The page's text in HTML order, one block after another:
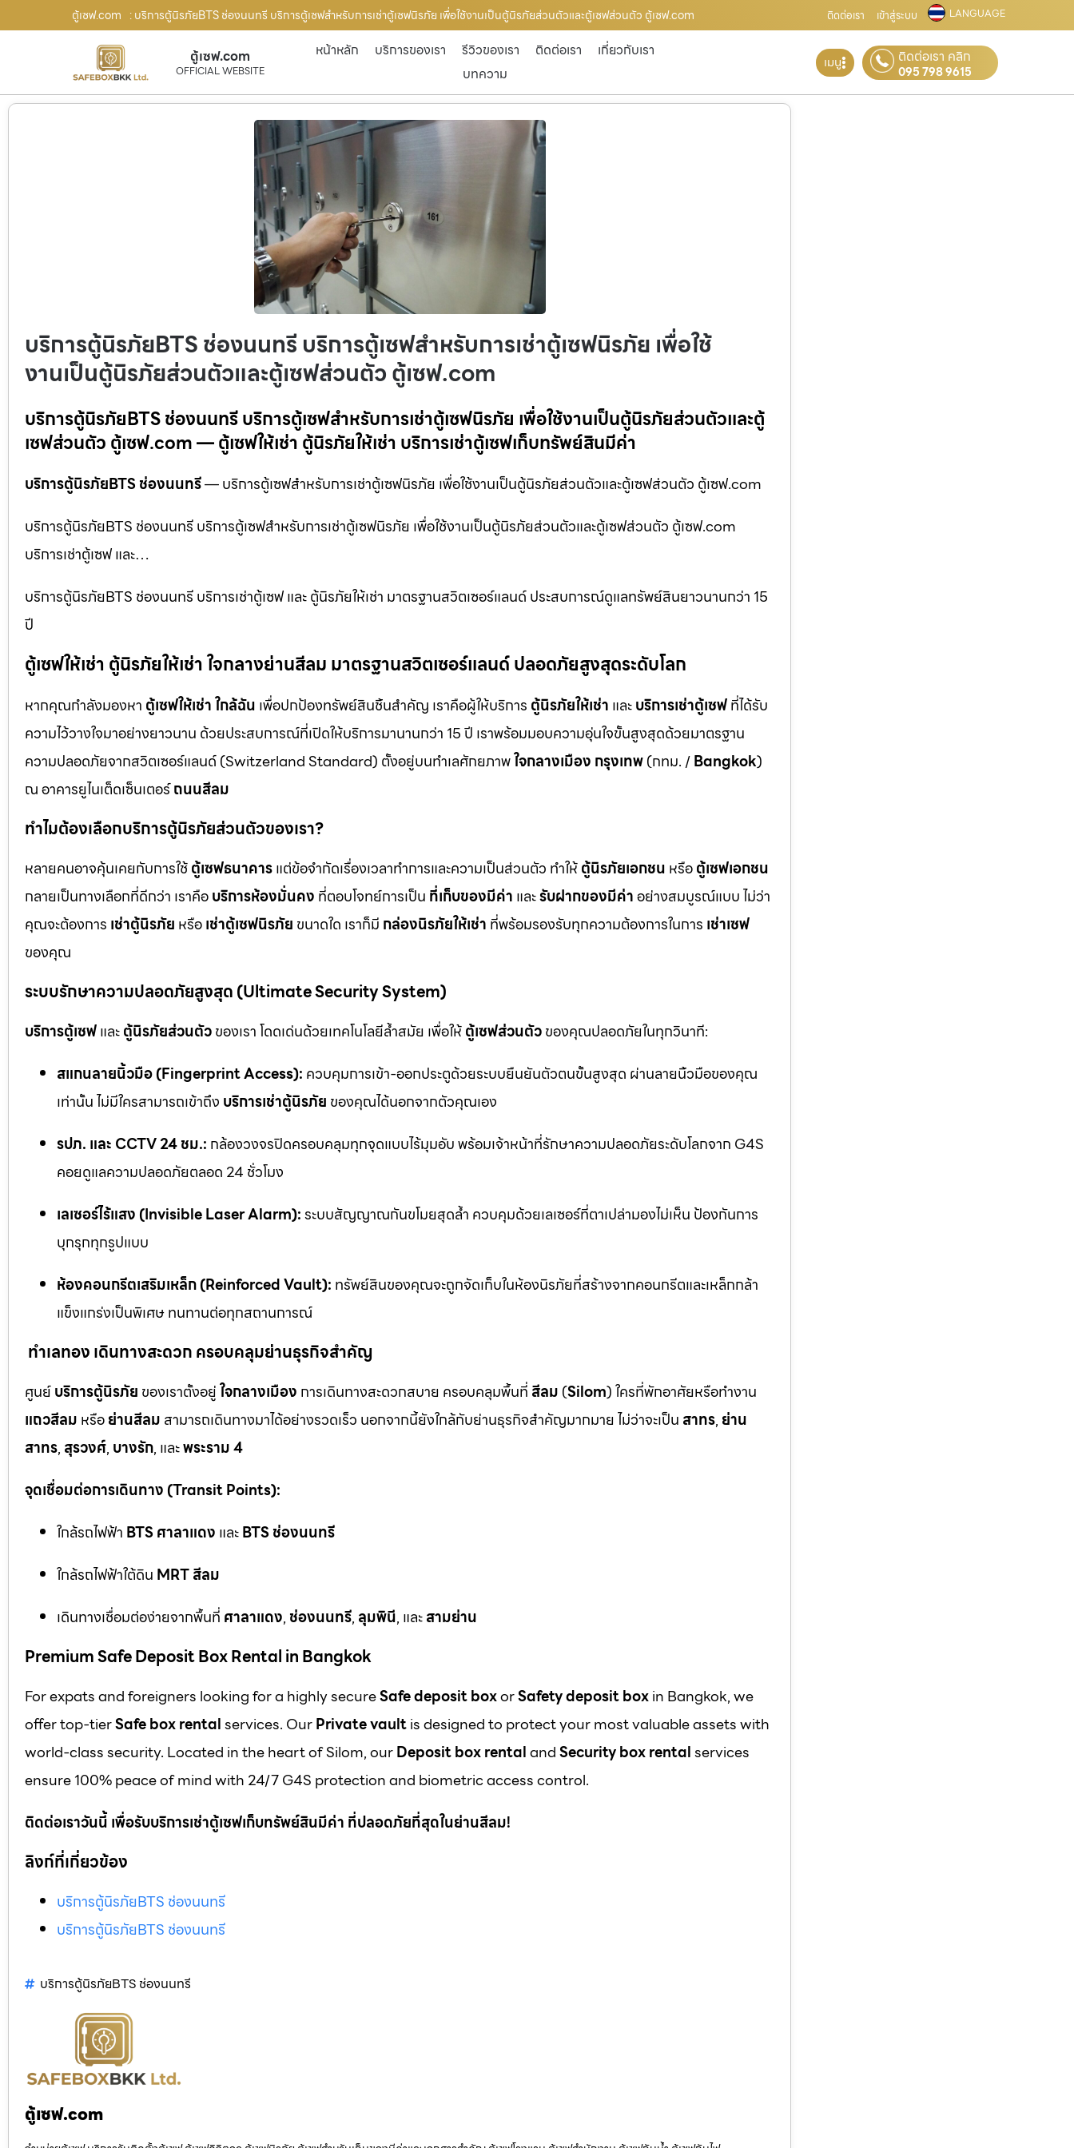
ตู้เซฟ.com : บริการตู้นิรภัยBTS ช่องนนทรี บริการตู้เซฟสำหรับการเช่าตู้เซฟนิรภัย เพื่อใช้งานเป็นตู้นิรภัยส่วนตัวและตู้เซฟส่วนตัว ตู้เซฟ.com ติดต่อเรา เข้าสู่ระบบ LANGUAGE
ตู้เซฟ.com
OFFICIAL WEBSITE
หน้าหลัก บริการของเรา รีวิวของเรา ติดต่อเรา
เกี่ยวกับเรา
บทความ
เมนู ติดต่อเรา คลิก
095 798 9615
บริการตู้นิรภัยBTS ช่องนนทรี บริการตู้เซฟสำหรับการเช่าตู้เซฟนิรภัย เพื่อใช้
งานเป็นตู้นิรภัยส่วนตัวและตู้เซฟส่วนตัว ตู้เซฟ.com
บริการตู้นิรภัยBTS ช่องนนทรี บริการตู้เซฟสำหรับการเช่าตู้เซฟนิรภัย เพื่อใช้งานเป็นตู้นิรภัยส่วนตัวและตู้
เซฟส่วนตัว ตู้เซฟ.com — ตู้เซฟให้เช่า ตู้นิรภัยให้เช่า บริการเช่าตู้เซฟเก็บทรัพย์สินมีค่า
บริการตู้นิรภัยBTS ช่องนนทรี— บริการตู้เซฟสำหรับการเช่าตู้เซฟนิรภัย เพื่อใช้งานเป็นตู้นิรภัยส่วนตัวและตู้เซฟส่วนตัว ตู้เซฟ.com
บริการตู้นิรภัยBTS ช่องนนทรี บริการตู้เซฟสำหรับการเช่าตู้เซฟนิรภัย เพื่อใช้งานเป็นตู้นิรภัยส่วนตัวและตู้เซฟส่วนตัว ตู้เซฟ.com
บริการเช่าตู้เซฟ และ…
บริการตู้นิรภัยBTS ช่องนนทรี บริการเช่าตู้เซฟ และ ตู้นิรภัยให้เช่า มาตรฐานสวิตเซอร์แลนด์ ประสบการณ์ดูแลทรัพย์สินยาวนานกว่า 15
ปี
ตู้เซฟให้เช่า ตู้นิรภัยให้เช่า ใจกลางย่านสีลม มาตรฐานสวิตเซอร์แลนด์ ปลอดภัยสูงสุดระดับโลก
หากคุณกำลังมองหา ตู้เซฟให้เช่า ใกล้ฉัน เพื่อปกป้องทรัพย์สินชิ้นสำคัญ เราคือผู้ให้บริการ ตู้นิรภัยให้เช่า และบริการเช่าตู้เซฟที่ได้รับ
ความไว้วางใจมาอย่างยาวนาน ด้วยประสบการณ์ที่เปิดให้บริการมานานกว่า 15 ปี เราพร้อมมอบความอุ่นใจขั้นสูงสุดด้วยมาตรฐาน
ความปลอดภัยจากสวิตเซอร์แลนด์ (Switzerland Standard) ตั้งอยู่บนทำเลศักยภาพใจกลางเมือง กรุงเทพ(กทม. /Bangkok)
ณ อาคารยูไนเต็ดเซ็นเตอร์ถนนสีลม
ทำไมต้องเลือกบริการตู้นิรภัยส่วนตัวของเรา?
หลายคนอาจคุ้นเคยกับการใช้ตู้เซฟธนาคารแต่ข้อจำกัดเรื่องเวลาทำการและความเป็นส่วนตัว ทำให้ตู้นิรภัยเอกชน หรือตู้เซฟเอกชน
กลายเป็นทางเลือกที่ดีกว่า เราคือบริการห้องมั่นคง ที่ตอบโจทย์การเป็น ที่เก็บของมีค่า และรับฝากของมีค่าอย่างสมบูรณ์แบบ ไม่ว่า
คุณจะต้องการ เช่าตู้นิรภัย หรือเช่าตู้เซฟนิรภัย ขนาดใด เราก็มี กล่องนิรภัยให้เช่า ที่พร้อมรองรับทุกความต้องการในการ เช่าเซฟ
ของคุณ
ระบบรักษาความปลอดภัยสูงสุด (Ultimate Security System)
บริการตู้เซฟและตู้นิรภัยส่วนตัวของเรา โดดเด่นด้วยเทคโนโลยีล้ำสมัย เพื่อให้ตู้เซฟส่วนตัวของคุณปลอดภัยในทุกวินาที:
สแกนลายนิ้วมือ (Fingerprint Access): ควบคุมการเข้า-ออกประตูด้วยระบบยืนยันตัวตนขั้นสูงสุด ผ่านลายนิ้วมือของคุณ
เท่านั้น ไม่มีใครสามารถเข้าถึง บริการเช่าตู้นิรภัย ของคุณได้นอกจากตัวคุณเอง
รปภ. และ CCTV 24 ชม.: กล้องวงจรปิดครอบคลุมทุกจุดแบบไร้มุมอับ พร้อมเจ้าหน้าที่รักษาความปลอดภัยระดับโลกจาก G4S
คอยดูแลความปลอดภัยตลอด 24 ชั่วโมง
เลเซอร์ไร้แสง (Invisible Laser Alarm):ระบบสัญญาณกันขโมยสุดล้ำ ควบคุมด้วยเลเซอร์ที่ตาเปล่ามองไม่เห็น ป้องกันการ
บุกรุกทุกรูปแบบ
ห้องคอนกรีตเสริมเหล็ก (Reinforced Vault): ทรัพย์สินของคุณจะถูกจัดเก็บในห้องนิรภัยที่สร้างจากคอนกรีตและเหล็กกล้า
แข็งแกร่งเป็นพิเศษ ทนทานต่อทุกสถานการณ์
ทำเลทอง เดินทางสะดวก ครอบคลุมย่านธุรกิจสำคัญ
ศูนย์บริการตู้นิรภัย ของเราตั้งอยู่ใจกลางเมือง การเดินทางสะดวกสบาย ครอบคลุมพื้นที่ สีลม (Silom) ใครที่พักอาศัยหรือทำงาน
แถวสีลม หรือย่านสีลม สามารถเดินทางมาได้อย่างรวดเร็ว นอกจากนี้ยังใกล้กับย่านธุรกิจสำคัญมากมาย ไม่ว่าจะเป็น สาทร, ย่าน
สาทร, สุรวงศ์, บางรัก, และพระราม 4
จุดเชื่อมต่อการเดินทาง (Transit Points):
ใกล้รถไฟฟ้า BTS ศาลาแดง และBTS ช่องนนทรี
ใกล้รถไฟฟ้าใต้ดิน MRT สีลม
เดินทางเชื่อมต่อง่ายจากพื้นที่ ศาลาแดง, ช่องนนทรี, ลุมพินี, และสามย่าน
Premium Safe Deposit Box Rental in Bangkok
For expats and foreigners looking for a highly secureSafe deposit boxorSafety deposit boxin Bangkok, we
offer top-tierSafe box rentalservices. OurPrivate vaultis designed to protect your most valuable assets with
world-class security. Located in the heart of Silom, ourDeposit box rentalandSecurity box rentalservices
ensure 100% peace of mind with 24/7 G4S protection and biometric access control.
ติดต่อเราวันนี้ เพื่อรับบริการเช่าตู้เซฟเก็บทรัพย์สินมีค่า ที่ปลอดภัยที่สุดในย่านสีลม!
ลิงก์ที่เกี่ยวข้อง
บริการตู้นิรภัยBTS ช่องนนทรี
บริการตู้นิรภัยBTS ช่องนนทรี
บริการตู้นิรภัยBTS ช่องนนทรี
ตู้เซฟ.com